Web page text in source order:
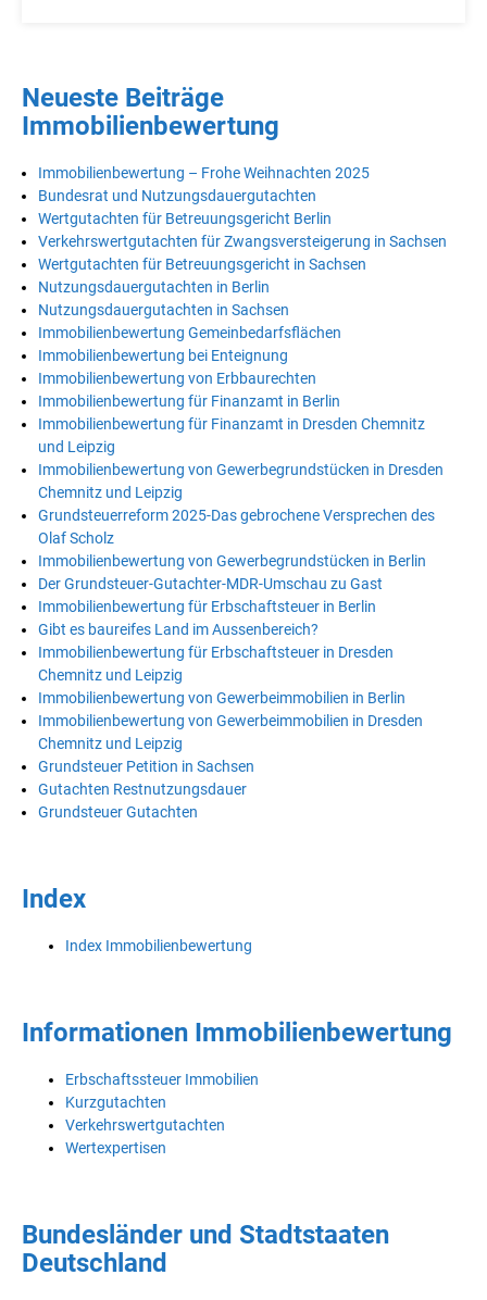
Neueste Beiträge
Immobilienbewertung
Immobilienbewertung – Frohe Weihnachten 2025
Bundesrat und Nutzungsdauergutachten
Wertgutachten für Betreuungsgericht Berlin
Verkehrswertgutachten für Zwangsversteigerung in Sachsen
Wertgutachten für Betreuungsgericht in Sachsen
Nutzungsdauergutachten in Berlin
Nutzungsdauergutachten in Sachsen
Immobilienbewertung Gemeinbedarfsflächen
Immobilienbewertung bei Enteignung
Immobilienbewertung von Erbbaurechten
Immobilienbewertung für Finanzamt in Berlin
Immobilienbewertung für Finanzamt in Dresden Chemnitz
und Leipzig
Immobilienbewertung von Gewerbegrundstücken in Dresden
Chemnitz und Leipzig
Grundsteuerreform 2025-Das gebrochene Versprechen des
Olaf Scholz
Immobilienbewertung von Gewerbegrundstücken in Berlin
Der Grundsteuer-Gutachter-MDR-Umschau zu Gast
Immobilienbewertung für Erbschaftsteuer in Berlin
Gibt es baureifes Land im Aussenbereich?
Immobilienbewertung für Erbschaftsteuer in Dresden
Chemnitz und Leipzig
Immobilienbewertung von Gewerbeimmobilien in Berlin
Immobilienbewertung von Gewerbeimmobilien in Dresden
Chemnitz und Leipzig
Grundsteuer Petition in Sachsen
Gutachten Restnutzungsdauer
Grundsteuer Gutachten
Index
Index Immobilienbewertung
Informationen Immobilienbewertung
Erbschaftssteuer Immobilien
Kurzgutachten
Verkehrswertgutachten
Wertexpertisen
Bundesländer und Stadtstaaten
Deutschland